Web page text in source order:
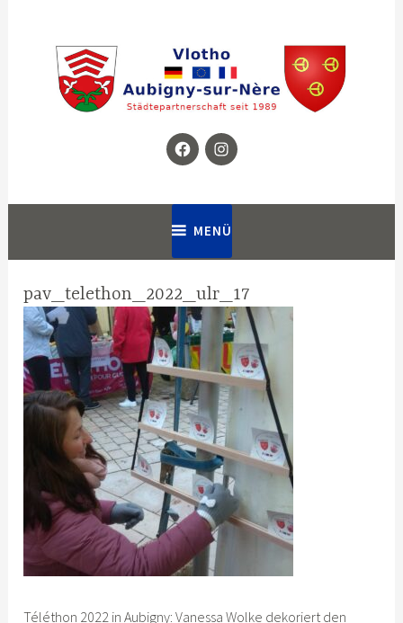
springen
Partnerschaftsverein Vlotho –
Homepage für die Städtepartnerschaft zwischen Vlotho in
Deutschland und Aubigny-sur-Nère in Frankreich
FacebookInstagram
MENÜ
pav_telethon_2022_ulr_17
Téléthon 2022 in Aubigny: Vanessa Wolke dekoriert den